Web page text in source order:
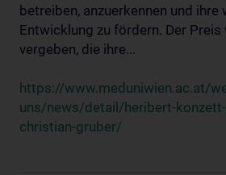
betreiben, anzuerkennen und ihre
Entwicklung zu fördern. Der Preis
vergeben, die ihre...
https://www.meduniwien.ac.at/
uns/news/detail/heribert-
christian-gruber/